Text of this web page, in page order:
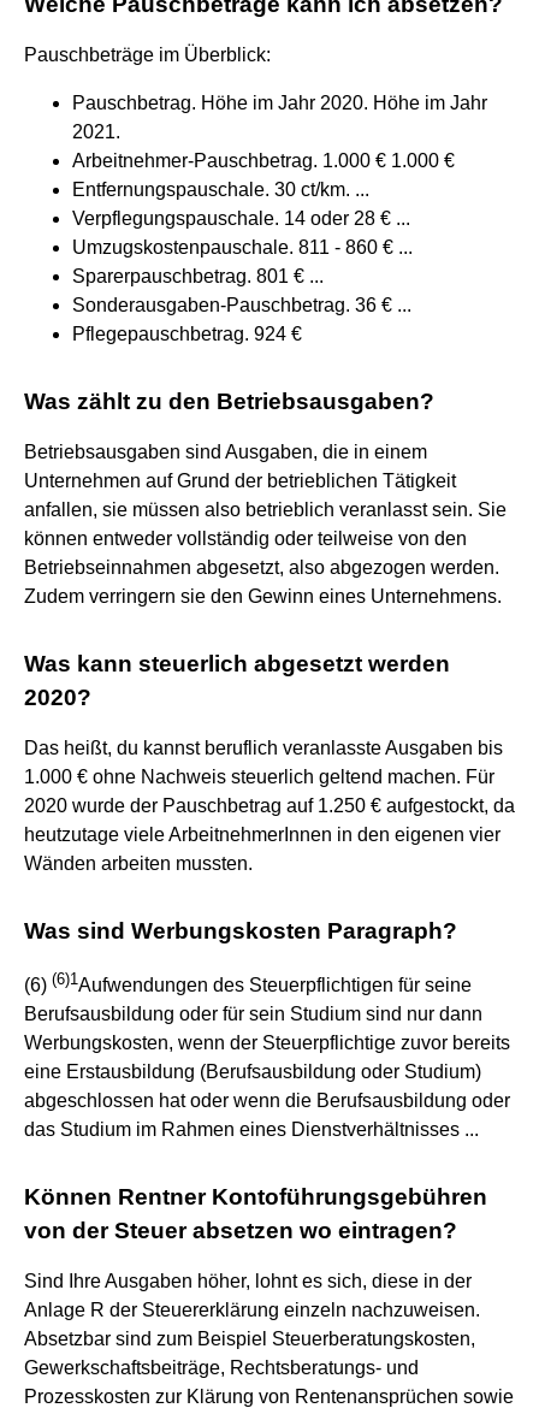
Pauschbeträge im Überblick:
Pauschbetrag. Höhe im Jahr 2020. Höhe im Jahr
2021.
Arbeitnehmer-Pauschbetrag. 1.000 € 1.000 €
Entfernungspauschale. 30 ct/km. ...
Verpflegungspauschale. 14 oder 28 € ...
Umzugskostenpauschale. 811 - 860 € ...
Sparerpauschbetrag. 801 € ...
Sonderausgaben-Pauschbetrag. 36 € ...
Pflegepauschbetrag. 924 €
Was zählt zu den Betriebsausgaben?
Betriebsausgaben sind Ausgaben, die in einem
Unternehmen auf Grund der betrieblichen Tätigkeit
anfallen, sie müssen also betrieblich veranlasst sein. Sie
können entweder vollständig oder teilweise von den
Betriebseinnahmen abgesetzt, also abgezogen werden.
Zudem verringern sie den Gewinn eines Unternehmens.
Was kann steuerlich abgesetzt werden
2020?
Das heißt, du kannst beruflich veranlasste Ausgaben bis
1.000 € ohne Nachweis steuerlich geltend machen. Für
2020 wurde der Pauschbetrag auf 1.250 € aufgestockt, da
heutzutage viele ArbeitnehmerInnen in den eigenen vier
Wänden arbeiten mussten.
Was sind Werbungskosten Paragraph?
(6) (6)1Aufwendungen des Steuerpflichtigen für seine
Berufsausbildung oder für sein Studium sind nur dann
Werbungskosten, wenn der Steuerpflichtige zuvor bereits
eine Erstausbildung (Berufsausbildung oder Studium)
abgeschlossen hat oder wenn die Berufsausbildung oder
das Studium im Rahmen eines Dienstverhältnisses ...
Können Rentner Kontoführungsgebühren
von der Steuer absetzen wo eintragen?
Sind Ihre Ausgaben höher, lohnt es sich, diese in der
Anlage R der Steuererklärung einzeln nachzuweisen.
Absetzbar sind zum Beispiel Steuerberatungskosten,
Gewerkschaftsbeiträge, Rechtsberatungs- und
Prozesskosten zur Klärung von Rentenansprüchen sowie